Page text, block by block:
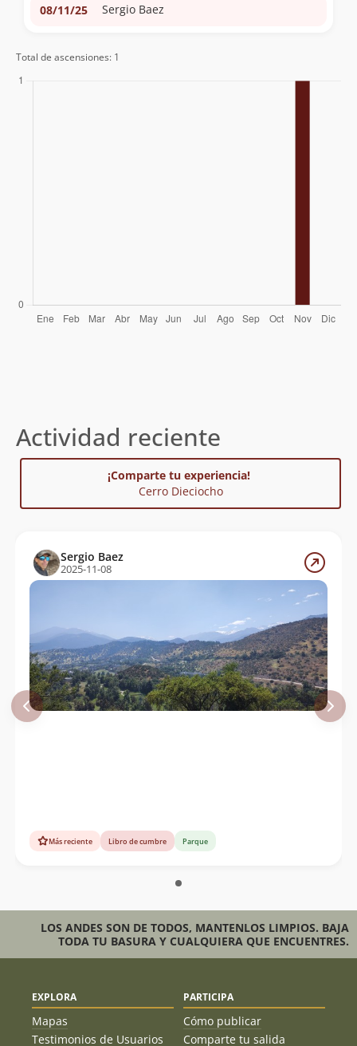
08/11/25 Sergio Baez
Total de ascensiones: 1
Actividad reciente
¡Comparte tu experiencia!
Cerro Dieciocho
Sergio Baez
2025-11-08
Más reciente Libro de cumbre Parque
LOS ANDES SON DE TODOS, MANTENLOS LIMPIOS. BAJA
TODA TU BASURA Y CUALQUIERA QUE ENCUENTRES.
EXPLORA
Mapas
Testimonios de Usuarios
PARTICIPA
Cómo publicar
Comparte tu salida